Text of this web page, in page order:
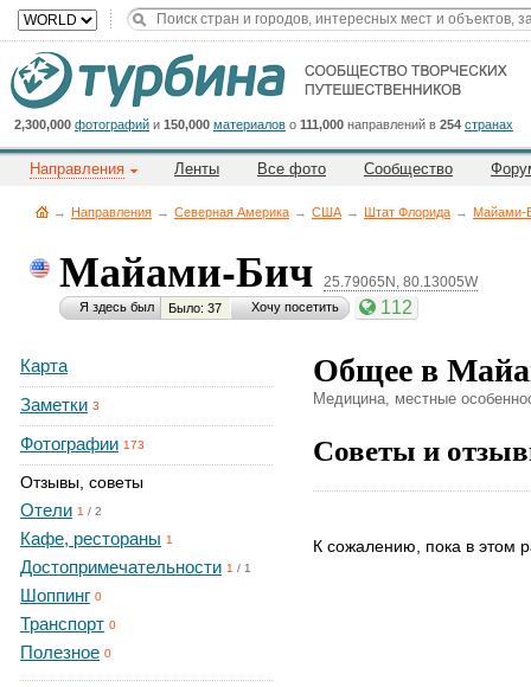
2,300,000 фотографий и 150,000 материалов о 111,000 направлений в 254 странах
Направления Ленты Все фото Сообщество
→ Направления → Северная Америка → CША → Штат Флорида → Майами-
Майами-Бич 25.79065N, 80.13005W
Я здесь был Было: 37 Хочу посетить 112
Карта
Заметки 3
Фотографии 173
Отзывы, советы
Отели 1 / 2
Кафе, рестораны 1
Достопримечательности 1 / 1
Шоппинг 0
Транспорт 0
Полезное 0
Общее в
Медицина, местные
Советы и
К сожалению, пока в этом
Cейчас
на
сайте:
Title
Button